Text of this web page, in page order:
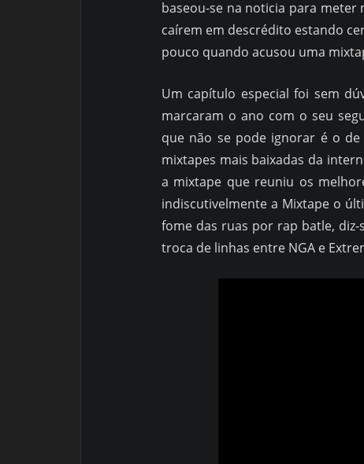
baseou-se na noticia para
caírem em descrédito estando
pouco quando acusou uma
Um capítulo especial foi sem
marcaram o ano com o seu
que não se pode ignorar é o
mixtapes mais baixadas da
a mixtape que reuniu os
indiscutivelmente a Mixtape o
fome das ruas por rap batle,
troca de linhas entre NGA e